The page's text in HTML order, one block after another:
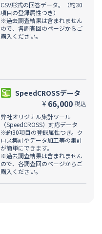
CSV形式の回答データ。（約30
項目の登録属性つき）
※過去調査結果は含まれません
ので、各調査回のページからご
購入ください。
SpeedCROSSデータ
¥ 66,000 税込
弊社オリジナル集計ツール
（SpeedCROSS）対応データ
※約30項目の登録属性つき。ク
ロス集計やデータ加工等の集計
が簡単にできます。
※過去調査結果は含まれません
ので、各調査回のページからご
購入ください。